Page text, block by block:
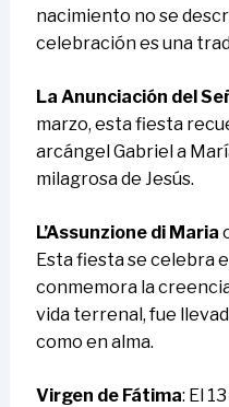
nacimiento no se
celebración es una
La Anunciación del
marzo, esta fiesta
arcángel Gabriel a
milagrosa de Jesús.
L’Assunzione di Maria
Esta fiesta se celebra
conmemora la
vida terrenal, fue
como en alma.
Virgen de Fátima: El